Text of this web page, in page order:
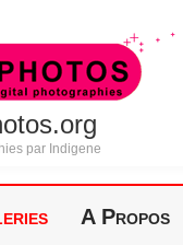
par Indigene
A Propos